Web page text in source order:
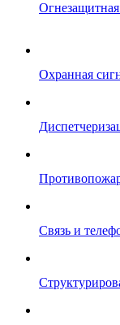
Огнезащитная
Охранная
Связь и